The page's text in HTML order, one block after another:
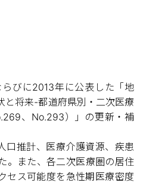
びに2013年に公表した「地
と将来-都道府県別・二次医療
、No.293）」の更新・補
口推計、医療介護資源、疾患
。また、各二次医療圏の居住
セス可能度を急性期医療密度